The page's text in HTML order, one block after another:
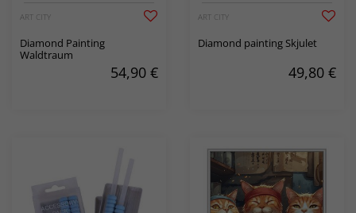
ART CITY
Diamond Painting
Waldtraum
54,90 €
ART CITY
Diamond painting Skjulet
49,80 €